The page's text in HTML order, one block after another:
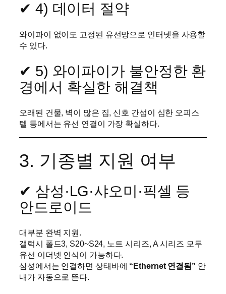
✔ 4) 데이터 절약
와이파이 없이도 고정된 유선망으로 인터넷을 사용할
수 있다.
✔ 5) 와이파이가 불안정한 환
경에서 확실한 해결책
오래된 건물, 벽이 많은 집, 신호 간섭이 심한 오피스
텔 등에서는 유선 연결이 가장 확실하다.
3. 기종별 지원 여부
✔ 삼성·LG·샤오미·픽셀 등
안드로이드
대부분 완벽 지원.
갤럭시 폴드3, S20~S24, 노트 시리즈, A 시리즈 모두
유선 이더넷 인식이 가능하다.
삼성에서는 연결하면 상태바에 “Ethernet 연결됨” 안
내가 자동으로 뜬다.